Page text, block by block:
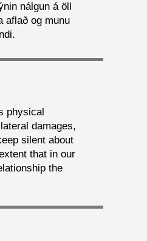
nálgun á öll
aflað og munu
physical
damages,
silent about
that in our
the